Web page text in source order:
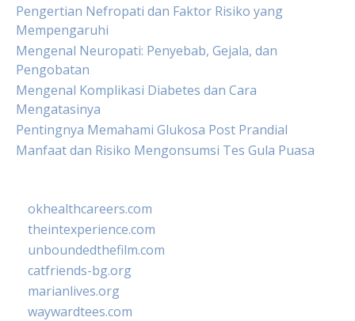
Pengertian Nefropati dan Faktor Risiko yang
Mempengaruhi
Mengenal Neuropati: Penyebab, Gejala, dan
Pengobatan
Mengenal Komplikasi Diabetes dan Cara
Mengatasinya
Pentingnya Memahami Glukosa Post Prandial
Manfaat dan Risiko Mengonsumsi Tes Gula Puasa
okhealthcareers.com
theintexperience.com
unboundedthefilm.com
catfriends-bg.org
marianlives.org
waywardtees.com